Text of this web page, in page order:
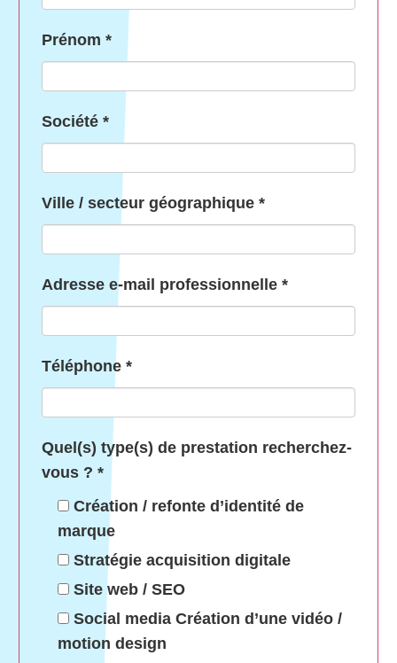
Prénom *
Société *
Ville / secteur géographique *
Adresse e-mail professionnelle *
Téléphone *
Quel(s) type(s) de prestation recherchez-
vous ? *
Création / refonte d’identité de
marque
Stratégie acquisition digitale
Site web / SEO
Social media Création d’une vidéo /
motion design